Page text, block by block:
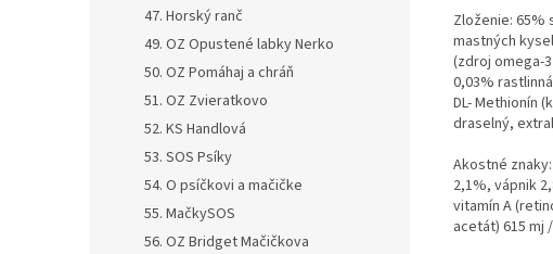
47. Horský ranč
49. OZ Opustené labky Nerko
50. OZ Pomáhaj a chráň
51. OZ Zvieratkovo
52. KS Handlová
53. SOS Psíky
54. O psíčkovi a mačičke
55. MačkySOS
56. OZ Bridget Mačičkova
Zloženie: 65%
mastných
(zdroj omega-
0,03%
DL- Methionín
draselný,
Akostné
2,1%, vápnik
vitamín A
acetát) 615 mj